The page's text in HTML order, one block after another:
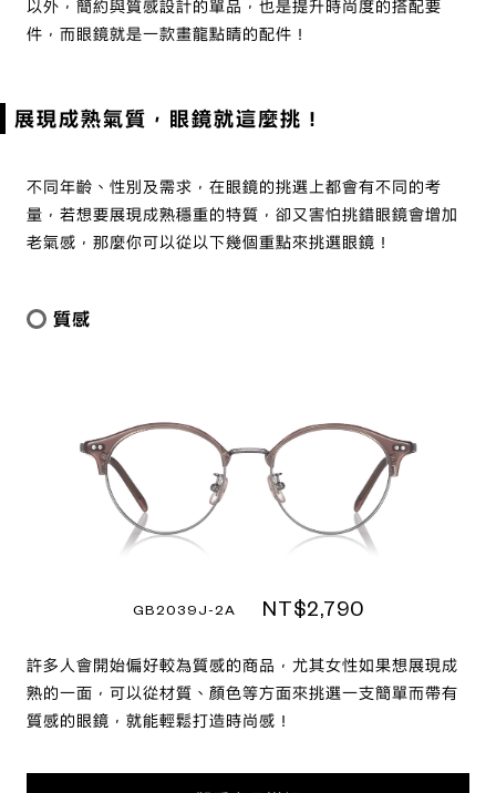
以外，簡約與質感設計的單品，也是提升時尚度的搭配要
件，而眼鏡就是一款畫龍點睛的配件！
展現成熟氣質，眼鏡就這麼挑！
不同年齡、性別及需求，在眼鏡的挑選上都會有不同的考
量，若想要展現成熟穩重的特質，卻又害怕挑錯眼鏡會增加
老氣感，那麼你可以從以下幾個重點來挑選眼鏡！
質感
GB2039J-2A NT$2,790
許多人會開始偏好較為質感的商品，尤其女性如果想展現成
熟的一面，可以從材質、顏色等方面來挑選一支簡單而帶有
質感的眼鏡，就能輕鬆打造時尚感！